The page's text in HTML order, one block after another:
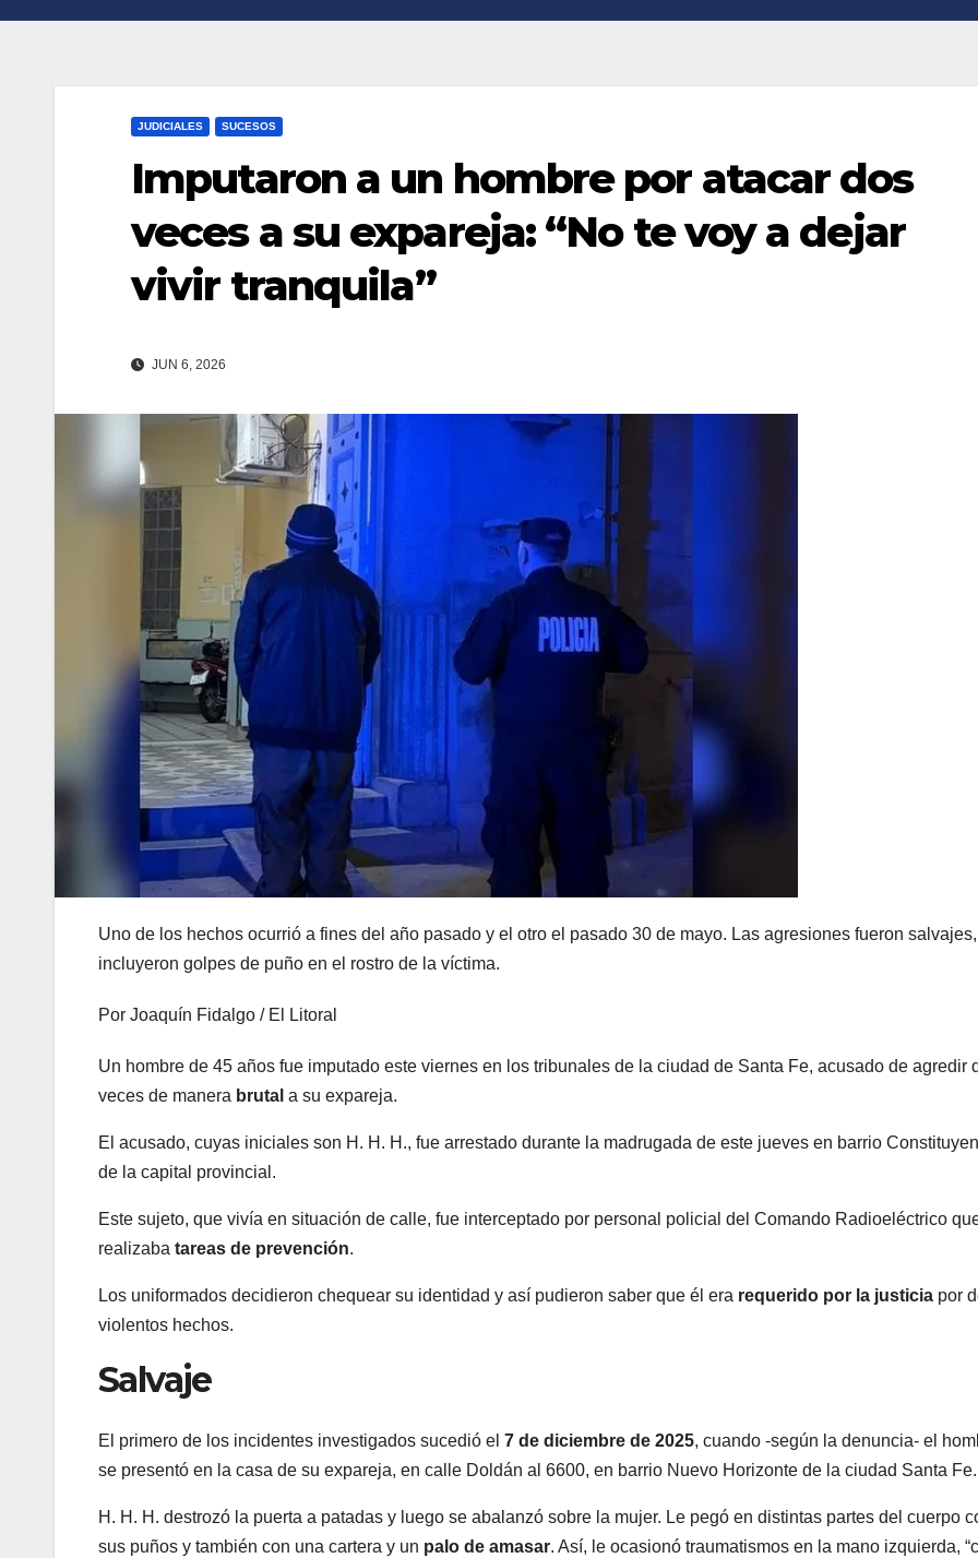
JUDICIALES SUCESOS
Imputaron a un hombre por atacar dos
veces a su expareja: “No te voy a dejar
vivir tranquila”
JUN 6, 2026
Uno de los hechos ocurrió a fines del año pasado y el otro el pasado 30 de mayo. Las agresiones fueron
incluyeron golpes de puño en el rostro de la víctima.
Por Joaquín Fidalgo / El Litoral
Un hombre de 45 años fue imputado este viernes en los tribunales de la ciudad de Santa Fe, acusado de agredir
veces de manera brutal a su expareja.
El acusado, cuyas iniciales son H. H. H., fue arrestado durante la madrugada de este jueves en barrio
de la capital provincial.
Este sujeto, que vivía en situación de calle, fue interceptado por personal policial del Comando Radioeléctrico
realizaba tareas de prevención.
Los uniformados decidieron chequear su identidad y así pudieron saber que él era requerido por la justicia por
violentos hechos.
Salvaje
El primero de los incidentes investigados sucedió el 7 de diciembre de 2025, cuando -según la denuncia- el
se presentó en la casa de su expareja, en calle Doldán al 6600, en barrio Nuevo Horizonte de la ciudad Santa Fe.
H. H. H. destrozó la puerta a patadas y luego se abalanzó sobre la mujer. Le pegó en distintas partes del cuerpo
sus puños y también con una cartera y un palo de amasar. Así, le ocasionó traumatismos en la mano izquierda,
n